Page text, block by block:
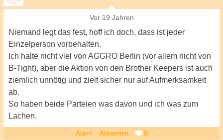
Vor 19 Jahren
Niemand legt das fest, hoff ich doch, dass ist jeder
Einzelperson vorbehalten.
Ich halte nicht viel von AGGRO Berlin (vor allem nicht von
B-Tight), aber die Aktion von den Brother Keepers ist auch
ziemlich unnötig und zielt sicher nur auf Aufmerksamkeit
ab.
So haben beide Parteien was davon und ich was zum
Lachen.
Alarm Antworten 0